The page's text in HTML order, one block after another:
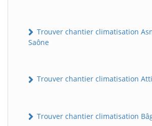
Trouver chantier climatisation
Saône
Trouver chantier climatisation
Trouver chantier climatisation